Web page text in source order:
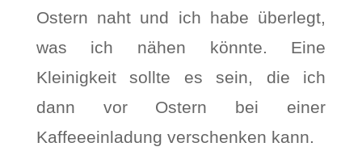
Ostern naht und ich habe überlegt,
was ich nähen könnte. Eine
Kleinigkeit sollte es sein, die ich
dann vor Ostern bei einer
Kaffeeeinladung verschenken kann.